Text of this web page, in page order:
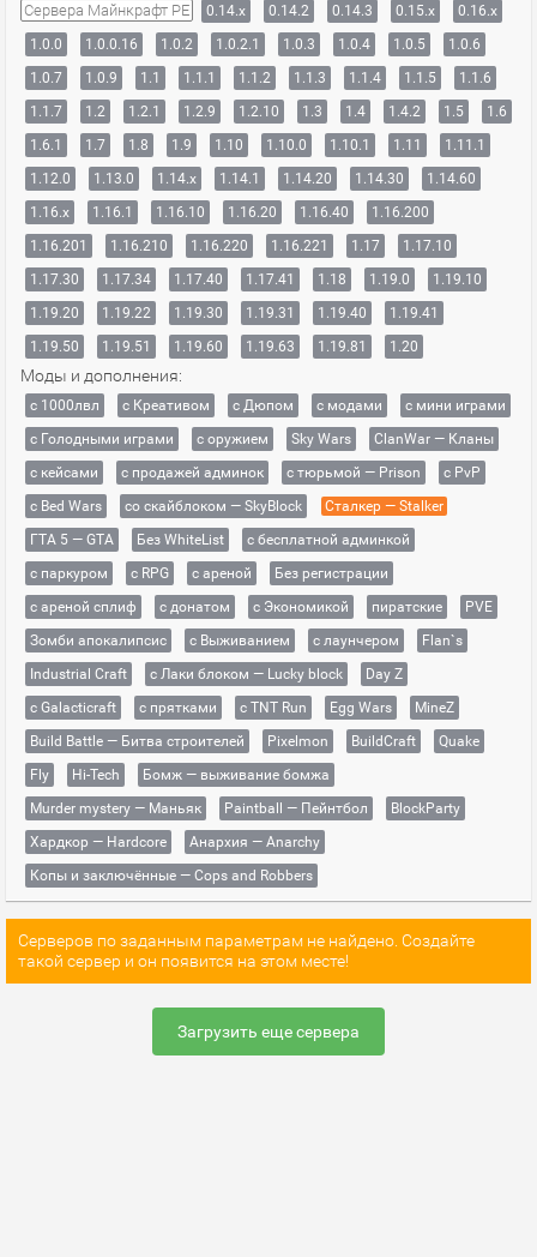
Сервера Майнкрафт PE 0.14.x 0.14.2 0.14.3 0.15.x
0.16.x
1.0.0
1.0.0.16 1.0.2 1.0.2.1 1.0.3 1.0.4 1.0.5
1.0.6
1.0.7
1.0.9 1.1 1.1.1 1.1.2 1.1.3 1.1.4 1.1.5
1.1.6
1.1.7
1.2 1.2.1 1.2.9 1.2.10 1.3 1.4 1.4.2 1.5
1.6
1.6.1
1.7 1.8 1.9 1.10 1.10.0 1.10.1 1.11
1.11.1
1.12.0
1.13.0 1.14.x 1.14.1 1.14.20 1.14.30
1.14.60
1.16.x
1.16.1 1.16.10 1.16.20 1.16.40
1.16.200
1.16.201
1.16.210 1.16.220 1.16.221 1.17
1.17.10
1.17.30
1.17.34 1.17.40 1.17.41 1.18 1.19.0
1.19.10
1.19.20
1.19.22 1.19.30 1.19.31 1.19.40
1.19.41
1.19.50
1.19.51 1.19.60 1.19.63 1.19.81 1.20
Моды и дополнения:
с 1000лвл c Креативом с Дюпом с модами
с мини играми
с Голодными играми
с оружием Sky Wars
ClanWar — Кланы
с кейсами
с продажей админок с тюрьмой — Prison
с PvP
с Bed Wars
со скайблоком — SkyBlock
Сталкер — Stalker
ГТА 5 — GTA
Без WhiteList
с бесплатной админкой
с паркуром
с RPG с ареной
Без регистрации
с ареной сплиф
с донатом с Экономикой пиратские
PVE
Зомби апокалипсис
с Выживанием с лаунчером
Flan`s
Industrial Craft
с Лаки блоком — Lucky block
Day Z
с Galacticraft
с прятками с TNT Run Egg Wars
MineZ
Build Battle — Битва строителей
Pixelmon BuildCraft
Quake
Fly
Hi-Tech
Бомж — выживание бомжа
Murder mystery — Маньяк
Paintball — Пейнтбол
BlockParty
Хардкор — Hardcore
Анархия — Anarchy
Копы и заключённые — Cops and Robbers
Серверов по заданным параметрам не найдено. Создайте
такой сервер и он появится на этом месте!
Загрузить еще сервера